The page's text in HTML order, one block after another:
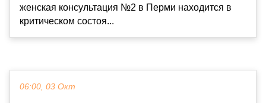
женская консультация №2 в Перми находится в
критическом состоя...
06:00, 03 Окт